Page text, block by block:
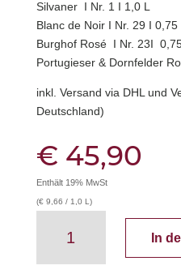
Silvaner I Nr. 1 I 1,0 L
Blanc de Noir I Nr. 29 I 0,75
Burghof Rosé I Nr. 23I
Portugieser & Dornfelder
inkl. Versand via DHL und
Deutschland)
€ 45,90
Enthält 19% MwSt
(€9,66 / 1,0 L)
Feeling
In